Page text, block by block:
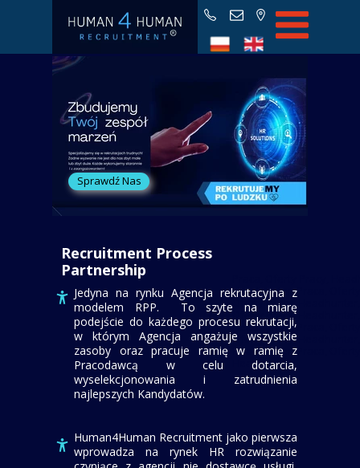
Start
Oferty pracy
Sprawdź Nas
Praca, Oferty Pracy, Headhunter,
Praca, Oferty Pracy, Headhunter,
Praca, Oferty Pracy, Headhunter,
Praca, Oferty Pracy, Headhunter,
Praca, Oferty Pracy, Headhunter,
Jedyna na rynku Agencja rekrutacyjna z
modelem RPP. To szyte na miarę
podejście do każdego procesu rekrutacji,
w którym Agencja angażuje wszystkie
zasoby oraz pracuje ramię w ramię z
Pracodawcą w celu dotarcia,
wyselekcjonowania i zatrudnienia
najlepszych Kandydatów.
Human4Human Recruitment jako pierwsza
wprowadza na rynek HR rozwiązanie
Recruitment Process
Partnership
Headhunter, Praca,
Oferty Pracy,
Oferty Pracy,
Headhunter, Praca,
Oferty Pracy,
Headhunter, Praca,
Headhunter,